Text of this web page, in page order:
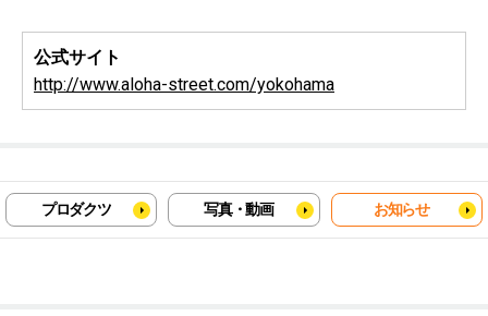
公式サイト
http://www.aloha-street.com/yokohama
プロダクツ 写真・動画 お知らせ